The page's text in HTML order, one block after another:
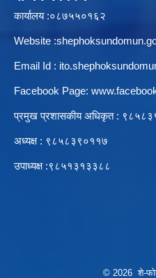
कार्यालय :०८७५५०१६२
Website
Email Id :
Facebook Page:
प्रमुख प्रशासकीय अधिकृत :
अध्यक्ष : ९८५८३९०११७
उपाध्यक्ष :९८५१३१३३८८
© 2026 शे-